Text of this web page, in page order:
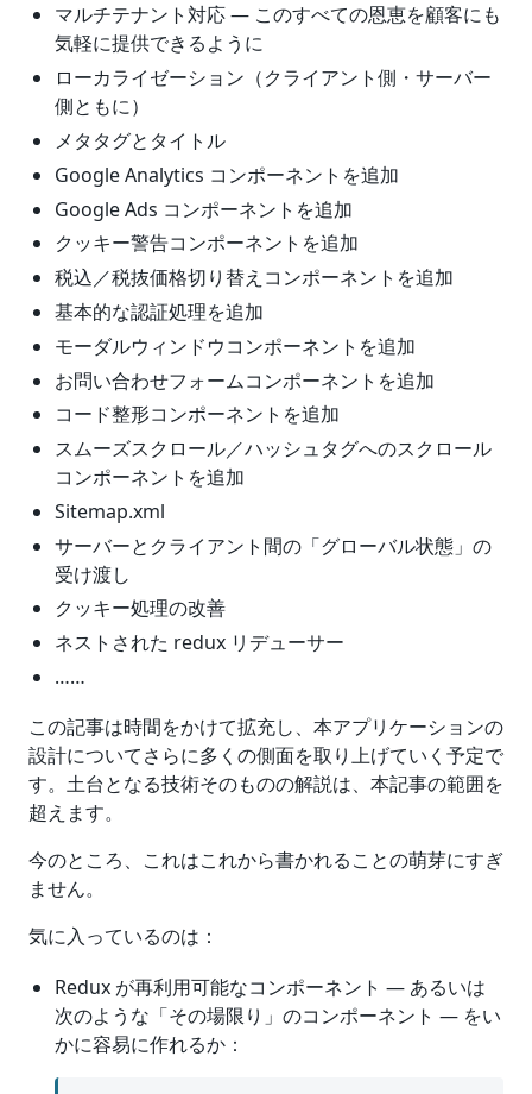
マルチテナント対応 — このすべての恩恵を顧客にも
気軽に提供できるように
ローカライゼーション（クライアント側・サーバー
側ともに）
メタタグとタイトル
Google Analytics コンポーネントを追加
Google Ads コンポーネントを追加
クッキー警告コンポーネントを追加
税込／税抜価格切り替えコンポーネントを追加
基本的な認証処理を追加
モーダルウィンドウコンポーネントを追加
お問い合わせフォームコンポーネントを追加
コード整形コンポーネントを追加
スムーズスクロール／ハッシュタグへのスクロール
コンポーネントを追加
Sitemap.xml
サーバーとクライアント間の「グローバル状態」の
受け渡し
クッキー処理の改善
ネストされた redux リデューサー
……
この記事は時間をかけて拡充し、本アプリケーションの
設計についてさらに多くの側面を取り上げていく予定で
す。土台となる技術そのものの解説は、本記事の範囲を
超えます。
今のところ、これはこれから書かれることの萌芽にすぎ
ません。
気に入っているのは：
Redux が再利用可能なコンポーネント — あるいは
次のような「その場限り」のコンポーネント — をい
かに容易に作れるか：